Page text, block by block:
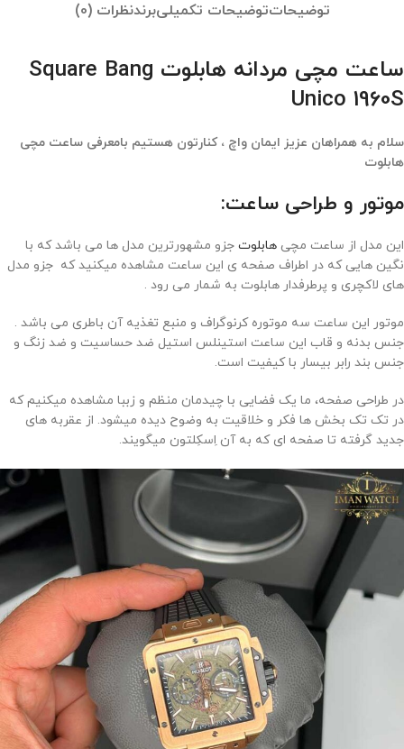
توضیحاتتوضیحات تکمیلیبرندنظرات (0)
ساعت مچی مردانه هابلوت Square Bang
Unico 1960S
سلام به همراهان عزیز ایمان واچ ، کنارتون هستیم بامعرفی ساعت مچی
هابلوت
موتور و طراحی ساعت:
این مدل از ساعت مچی هابلوت جزو مشهورترین مدل ها می باشد که با
نگین هایی که در اطراف صفحه ی این ساعت مشاهده میکنید که جزو مدل
های لاکچری و پرطرفدار هابلوت به شمار می رود .
موتور این ساعت سه موتوره کرنوگراف و منبع تغذیه آن باطری می باشد .
جنس بدنه و قاب این ساعت استینلس استیل ضد حساسیت و ضد زنگ و
جنس بند رابر بیسار با کیفیت است.
در طراحی صفحه، ما یک فضایی با چیدمان منظم و زببا مشاهده میکنیم که
در تک تک بخش ها فکر و خلاقیت به وضوح دیده میشود. از عقربه های
جدید گرفته تا صفحه ای که به آن اِسکِلتون میگویند.